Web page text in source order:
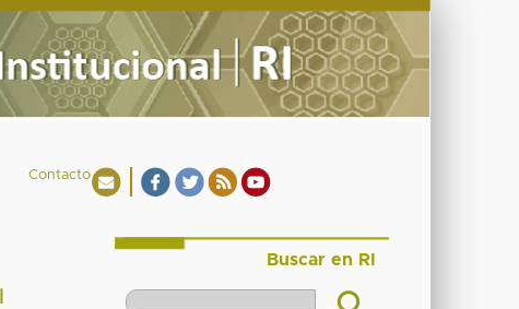
Contacto
Buscar en RI